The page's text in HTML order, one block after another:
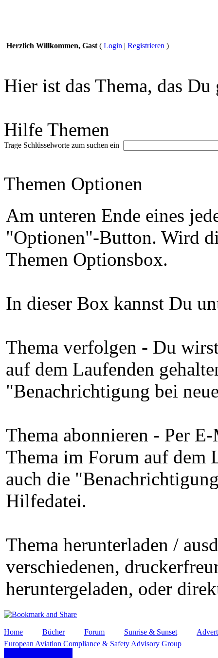
Herzlich Willkommen, Gast ( Login | Registrieren )
Hier ist das Thema, das Du
Hilfe Themen
Trage Schlüsselworte zum suchen ein
Themen Optionen
Am unteren Ende eines
"Optionen"-Button. Wird
Themen Optionsbox.
In dieser Box kannst Du
Thema verfolgen - Du
auf dem Laufenden
"Benachrichtigung bei
Thema abonnieren - Per
Thema im Forum auf dem
auch die
Hilfedatei.
Thema herunterladen /
verschiedenen,
heruntergeladen, oder
Home Bücher Forum Sunrise & Sunset
European Aviation Compliance & Safety Advisory Group